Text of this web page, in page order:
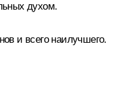
духом.
и всего наилучшего.